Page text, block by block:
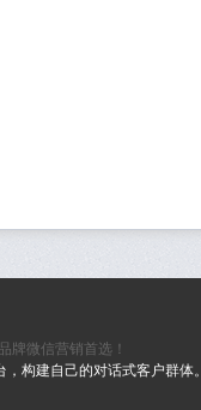
牌微信营销首选！
构建自己的对话式客户群体。